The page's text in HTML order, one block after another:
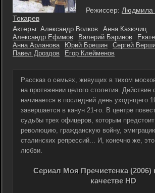
Режиссер: Людмила
Токарев
Актеры: Александр Волков
Анна Казючиц
Александр Ефимов
Валерий Баринов
Анна Арланова
Юрий Брешин
Сергей
Павел Дроздов
Егор Клейменов
Рассказ о семьях, живущих в тихом
на протяжении целого столетия. Действие
начинается в последний день уходящего
завершается в канун 21-го. В центре
судьбы трех офицеров, которым
революцию, гражданскую войну,
сталинских репрессий... И, конечно же,
любви.
Сериал Моя Пречистенка
качестве HD